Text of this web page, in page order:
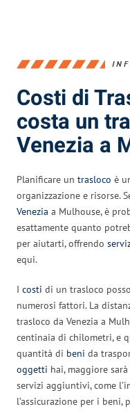
Costi di
costa un
Venezia a
Planificare un trasloco è
organizzazione e risorse.
Venezia a Mulhouse, è
esattamente quanto
per aiutarti, offrendo
equi.
I costi di un trasloco
numerosi fattori. La
trasloco da Venezia a
centinaia di chilometri, e
quantità di beni da
oggetti hai, maggiore
servizi aggiuntivi, come
l’assicurazione per i